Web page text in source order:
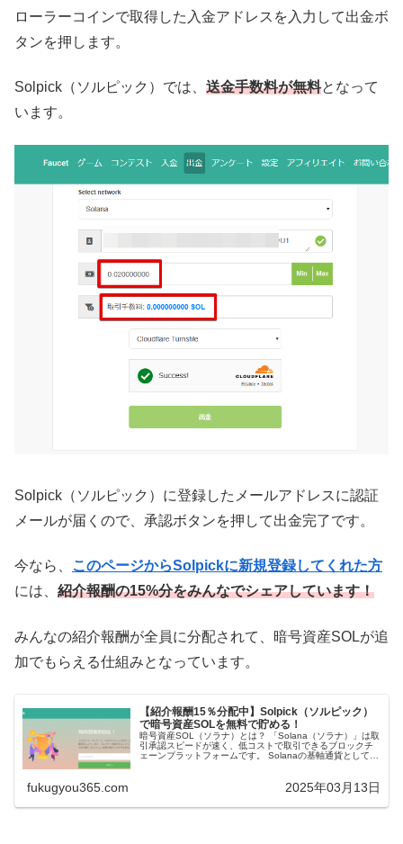
ローラーコインで取得した入金アドレスを入力して出金ボ
タンを押します。
Solpick（ソルピック）では、 送金手数料が無料となって
います。
Solpick（ソルピック）に登録したメールアドレスに認証
メールが届くので、承認ボタンを押して出金完了です。
今なら、
このページからSolpickに新規登録してくれた方
には、 紹介報酬の15%分をみんなでシェアしています！
みんなの紹介報酬が全員に分配されて、暗号資産SOLが追
加でもらえる仕組みとなっています。
【紹介報酬15％分配中】Solpick（ソルピック）
で暗号資産SOLを無料で貯める！
暗号資産SOL（ソラナ）とは？ 「Solana（ソラナ）」は取
引承認スピードが速く、低コストで取引できるブロックチ
ェーンプラットフォームです。 Solanaの基軸通貨として
fukugyou365.com 2025年03月13日